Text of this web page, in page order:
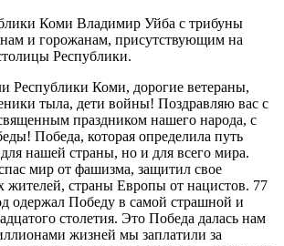
Коми Владимир Уйба с трибуны
и горожанам, присутствующим на
Республики.
Республики Коми, дорогие ветераны,
тыла, дети войны! Поздравляю вас с
праздником нашего народа, с
Победа, которая определила путь
нашей страны, но и для всего мира.
мир от фашизма, защитил свое
жителей, страны Европы от нацистов. 77
одержал Победу в самой страшной и
столетия. Это Победа далась нам
жизней мы заплатили за